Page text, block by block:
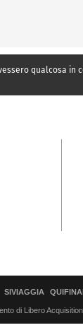
qualcosa
SIVIAGGIA
di Libero Acquisition